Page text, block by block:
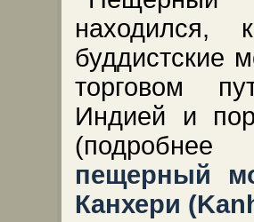
находился,
буддистские
торговом
Индией и
пещерный
Канхери